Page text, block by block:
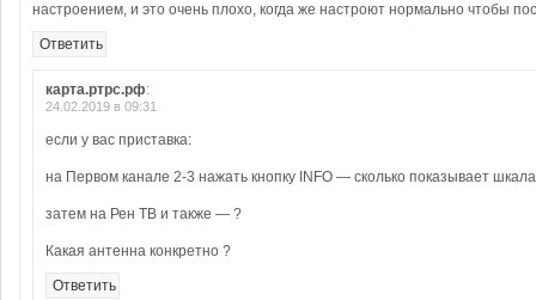
настроением, и это очень плохо, когда же настроют нормально чтобы
Ответить
карта.ртрс.рф:
24.02.2019 в 09:31
если у вас приставка:
на Первом канале 2-3 нажать кнопку INFO — сколько показывает
затем на Рен ТВ и также — ?
Какая антенна конкретно ?
Ответить